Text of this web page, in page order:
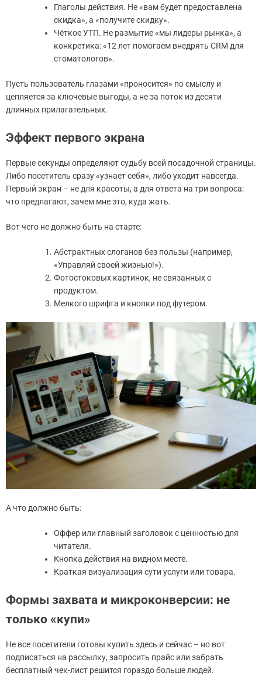
Глаголы действия. Не «вам будет предоставлена
скидка», а «получите скидку».
Чёткое УТП. Не размытие «мы лидеры рынка», а
конкретика: «12 лет помогаем внедрять CRM для
стоматологов».
Пусть пользователь глазами «проносится» по смыслу и
цепляется за ключевые выгоды, а не за поток из десяти
длинных прилагательных.
Эффект первого экрана
Первые секунды определяют судьбу всей посадочной страницы.
Либо посетитель сразу «узнает себя», либо уходит навсегда.
Первый экран – не для красоты, а для ответа на три вопроса:
что предлагают, зачем мне это, куда жать.
Вот чего не должно быть на старте:
Абстрактных слоганов без пользы (например,
«Управляй своей жизнью!»).
Фотостоковых картинок, не связанных с
продуктом.
Мелкого шрифта и кнопки под футером.
А что должно быть:
Оффер или главный заголовок с ценностью для
читателя.
Кнопка действия на видном месте.
Краткая визуализация сути услуги или товара.
Формы захвата и микроконверсии: не
только «купи»
Не все посетители готовы купить здесь и сейчас – но вот
подписаться на рассылку, запросить прайс или забрать
бесплатный чек-лист решится гораздо больше людей.